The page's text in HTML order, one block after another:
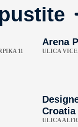
11
Arena
ULICA VICE
Croatia
ULICA